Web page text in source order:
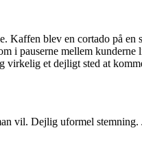
blev en cortado på en
pauserne mellem kunderne
virkelig et dejligt sted at
vil. Dejlig uformel stemning.